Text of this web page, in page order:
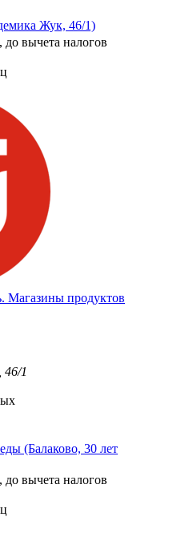
Жук, 46/1)
до вычета налогов
продуктов
46/1
(Балаково, 30 лет
до вычета налогов